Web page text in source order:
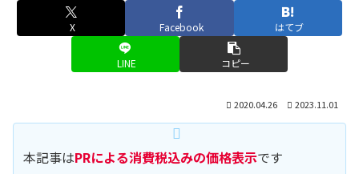
X Facebook はてブ
LINE コピー
2020.04.26 2023.11.01
本記事はPRによる消費税込みの価格表示です